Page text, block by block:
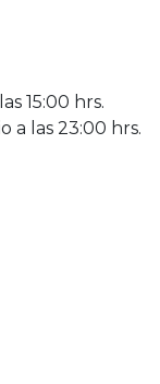
15:00 hrs.
a las 23:00 hrs.